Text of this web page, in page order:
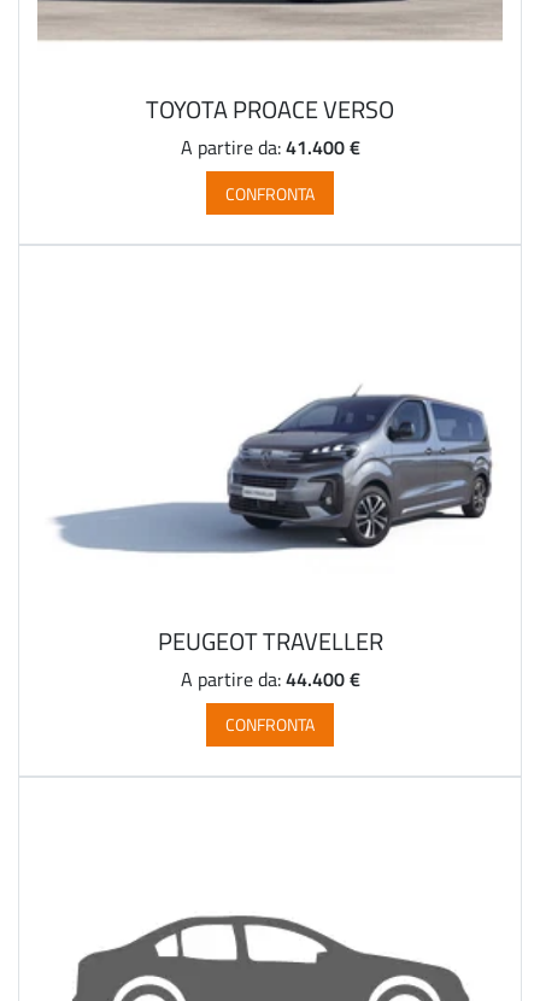
TOYOTA PROACE VERSO
A partire da:41.400 €
CONFRONTA
PEUGEOT TRAVELLER
A partire da:44.400 €
CONFRONTA